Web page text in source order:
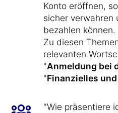
Konto eröffnen,
sicher verwahren
bezahlen können.
Zu diesen
relevanten
"Anmeldung bei
"Finanzielles
"Wie präsentiere